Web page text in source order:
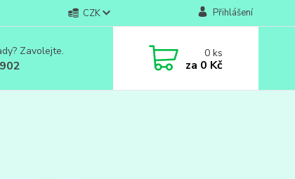
CZK Přihlášení
Zavolejte. 0ks
za 0 Kč